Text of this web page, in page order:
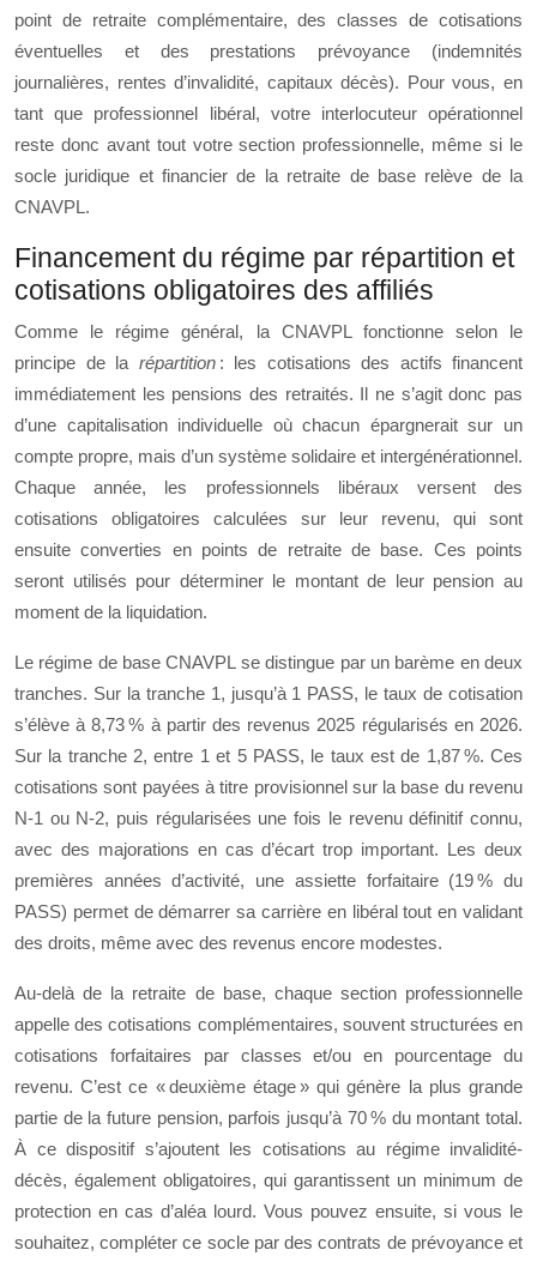
point de retraite complémentaire, des classes de cotisations
éventuelles et des prestations prévoyance (indemnités
journalières, rentes d’invalidité, capitaux décès). Pour vous, en
tant que professionnel libéral, votre interlocuteur opérationnel
reste donc avant tout votre section professionnelle, même si le
socle juridique et financier de la retraite de base relève de la
CNAVPL.
Financement du régime par répartition et
cotisations obligatoires des affiliés
Comme le régime général, la CNAVPL fonctionne selon le
principe de la répartition: les cotisations des actifs financent
immédiatement les pensions des retraités. Il ne s’agit donc pas
d’une capitalisation individuelle où chacun épargnerait sur un
compte propre, mais d’un système solidaire et intergénérationnel.
Chaque année, les professionnels libéraux versent des
cotisations obligatoires calculées sur leur revenu, qui sont
ensuite converties en points de retraite de base. Ces points
seront utilisés pour déterminer le montant de leur pension au
moment de la liquidation.
Le régime de base CNAVPL se distingue par un barème en deux
tranches. Sur la tranche 1, jusqu’à 1 PASS, le taux de cotisation
s’élève à 8,73 % à partir des revenus 2025 régularisés en 2026.
Sur la tranche 2, entre 1 et 5 PASS, le taux est de 1,87 %. Ces
cotisations sont payées à titre provisionnel sur la base du revenu
N‑1 ou N‑2, puis régularisées une fois le revenu définitif connu,
avec des majorations en cas d’écart trop important. Les deux
premières années d’activité, une assiette forfaitaire (19 % du
PASS) permet de démarrer sa carrière en libéral tout en validant
des droits, même avec des revenus encore modestes.
Au-delà de la retraite de base, chaque section professionnelle
appelle des cotisations complémentaires, souvent structurées en
cotisations forfaitaires par classes et/ou en pourcentage du
revenu. C’est ce « deuxième étage » qui génère la plus grande
partie de la future pension, parfois jusqu’à 70 % du montant total.
À ce dispositif s’ajoutent les cotisations au régime invalidité-
décès, également obligatoires, qui garantissent un minimum de
protection en cas d’aléa lourd. Vous pouvez ensuite, si vous le
souhaitez, compléter ce socle par des contrats de prévoyance et